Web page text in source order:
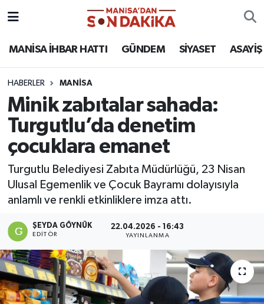
MANİSA İHBAR HATTI GÜNDEM SİYASET ASAYİŞ
HABERLER MANİSA
Minik zabıtalar sahada:
Turgutlu’da denetim
çocuklara emanet
Turgutlu Belediyesi Zabıta Müdürlüğü, 23 Nisan
Ulusal Egemenlik ve Çocuk Bayramı dolayısıyla
anlamlı ve renkli etkinliklere imza attı.
ŞEYDA GÖYNÜK
EDITÖR
22.04.2026 - 16:43
YAYINLANMA
ASAYİŞ
KÜLTÜR-SANAT
MAGAZİN
MANİSA'DA TRAFİK
SİYASET
SPOR
YAŞAM
GİZLİLİK SÖZLEŞMESİ
Hava Durumu
Puan Durumu ve Fikstür
Tüm Manşetler
Son Dakika Haberleri
Haber Arşivi